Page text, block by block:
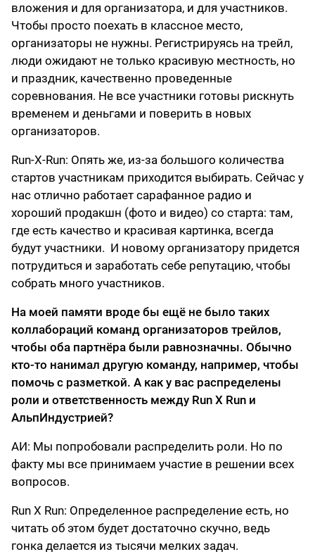
вложения и для организатора, и для участников.
Чтобы просто поехать в классное место,
организаторы не нужны. Регистрируясь на трейл,
люди ожидают не только красивую местность, но
и праздник, качественно проведенные
соревнования. Не все участники готовы рискнуть
временем и деньгами и поверить в новых
организаторов.
Run-X-Run: Опять же, из-за большого количества
стартов участникам приходится выбирать. Сейчас у
нас отлично работает сарафанное радио и
хороший продакшн (фото и видео) со старта: там,
где есть качество и красивая картинка, всегда
будут участники. И новому организатору придется
потрудиться и заработать себе репутацию, чтобы
собрать много участников.
На моей памяти вроде бы ещё не было таких
коллабораций команд организаторов трейлов,
чтобы оба партнёра были равнозначны. Обычно
кто-то нанимал другую команду, например, чтобы
помочь с разметкой. А как у вас распределены
роли и ответственность между Run X Run и
АльпИндустрией?
АИ: Мы попробовали распределить роли. Но по
факту мы все принимаем участие в решении всех
вопросов.
Run X Run: Определенное распределение есть, но
читать об этом будет достаточно скучно, ведь
гонка делается из тысячи мелких задач.